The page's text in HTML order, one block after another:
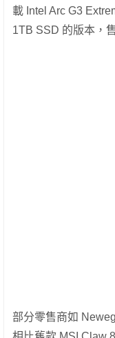
載 Intel Arc G3
1TB SSD 的版本，
部分零售商如